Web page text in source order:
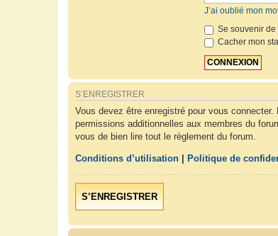
J’ai oublié mon
Se souvenir de
Cacher mon
S’ENREGISTRER
Vous devez être enregistré pour vous
permissions additionnelles aux membres du
vous de bien lire tout le règlement du forum.
Conditions d’utilisation Politique de
S’ENREGISTRER